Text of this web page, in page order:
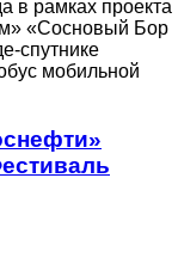
в рамках проекта
«Сосновый Бор
спутнике
мобильной